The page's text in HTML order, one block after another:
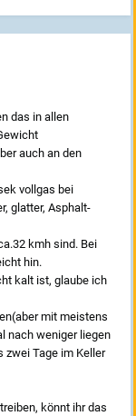
das in allen
auch an den
vollgas bei
glatter, Asphalt-
kmh sind. Bei
hin.
kalt ist, glaube ich
mit meistens
nach weniger liegen
zwei Tage im Keller
könnt ihr das